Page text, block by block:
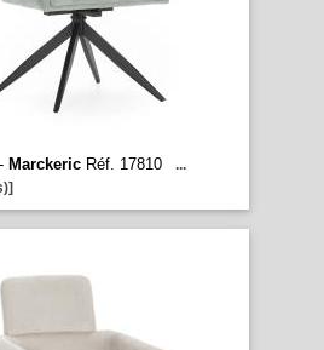
MarckericRéf. 17810
...